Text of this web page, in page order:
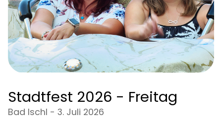
Stadtfest 2026 - Freitag
Bad Ischl - 3. Juli 2026